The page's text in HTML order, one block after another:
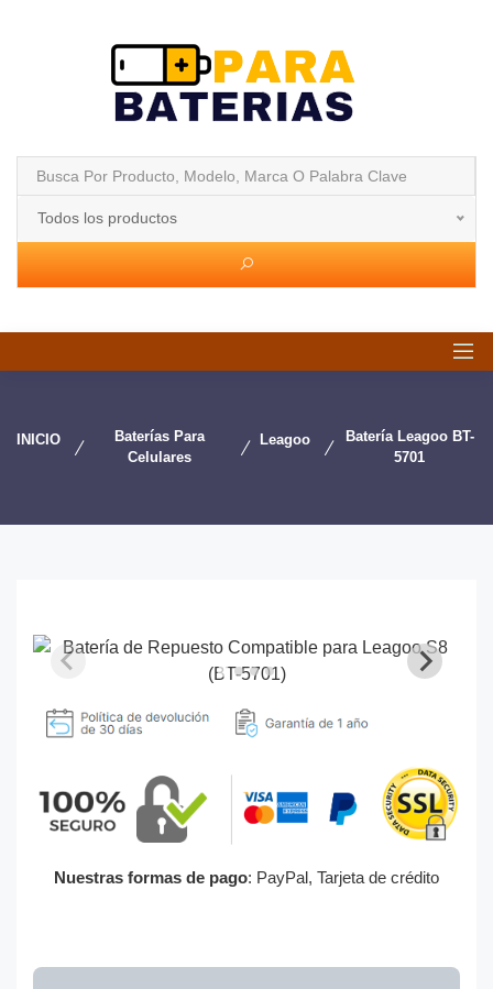
Todos los productos
INICIO
Baterías Para
Celulares
Leagoo
Batería Leagoo BT-
5701
Nuestras formas de pago: PayPal, Tarjeta de crédito